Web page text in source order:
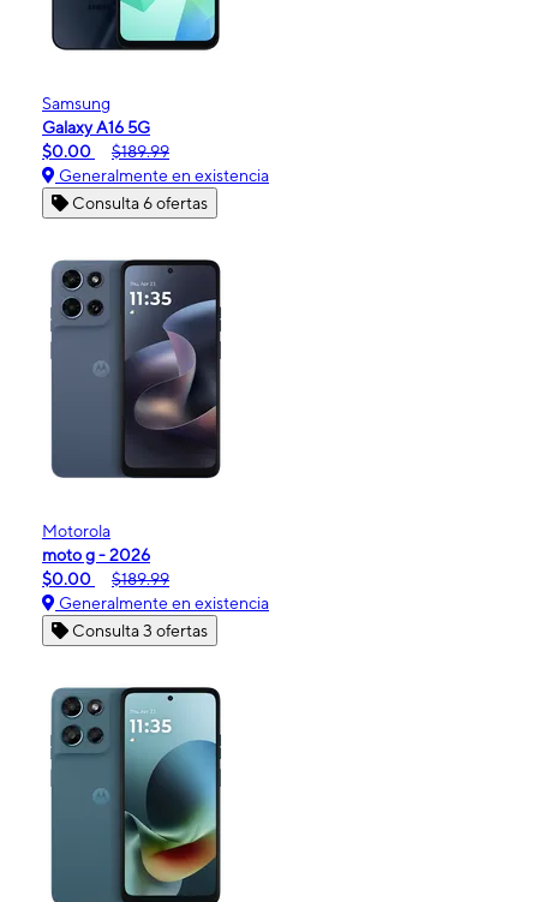
Samsung
Galaxy A16 5G
$0.00
$189.99
Generalmente en existencia
Consulta 6 ofertas
Motorola
moto g - 2026
$0.00
$189.99
Generalmente en existencia
Consulta 3 ofertas